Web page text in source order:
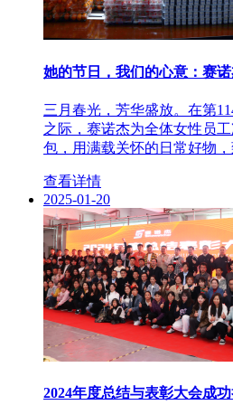
她的节日，我们的心意：赛
三月春光，芳华盛放。在第
之际，赛诺杰为全体女性员
包，用满载关怀的日常好物
查看详情
2025-01-20
2024年度总结与表彰大会成